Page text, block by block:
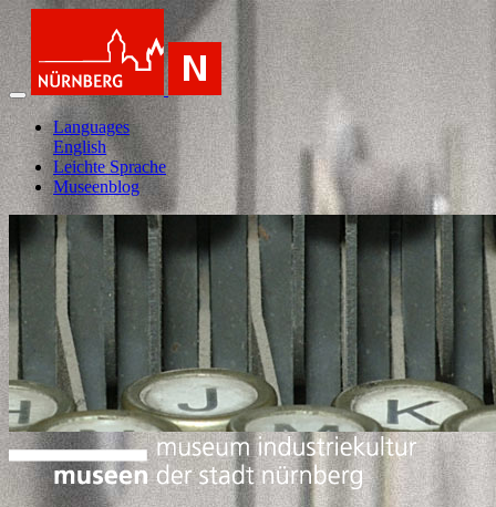
Languages
English
Leichte Sprache
Museenblog